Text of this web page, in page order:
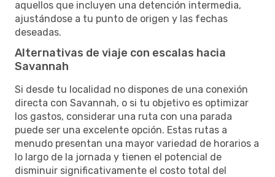
aquellos que incluyen una detención intermedia,
ajustándose a tu punto de origen y las fechas
deseadas.
Alternativas de viaje con escalas hacia
Savannah
Si desde tu localidad no dispones de una conexión
directa con Savannah, o si tu objetivo es optimizar
los gastos, considerar una ruta con una parada
puede ser una excelente opción. Estas rutas a
menudo presentan una mayor variedad de horarios a
lo largo de la jornada y tienen el potencial de
disminuir significativamente el costo total del